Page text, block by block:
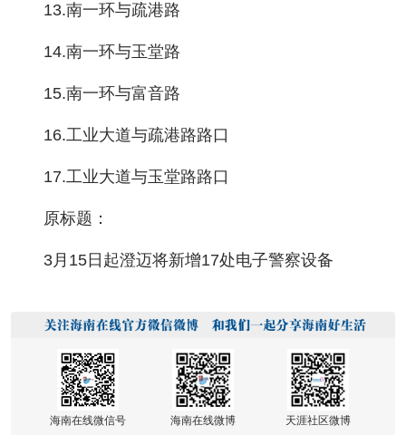
13.南一环与疏港路
14.南一环与玉堂路
15.南一环与富音路
16.工业大道与疏港路路口
17.工业大道与玉堂路路口
原标题：
3月15日起澄迈将新增17处电子警察设备
海南在线微信号 海南在线微博 天涯社区微博